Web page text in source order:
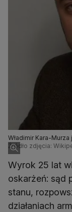
Władimir Kara-
współpracownik
Źródło zdjęcia:
Wyrok 25 lat
oskarżeń: sąd
stanu,
działaniach